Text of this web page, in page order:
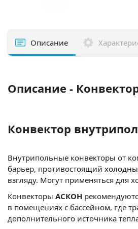
Описание
Описание -
Конвектор
Внутрипольные конвекторы от
барьер, противостоящий
взгляду. Могут применяться для
Конвекторы АСКОН
в помещениях с бассейном, где
дополнительного источника